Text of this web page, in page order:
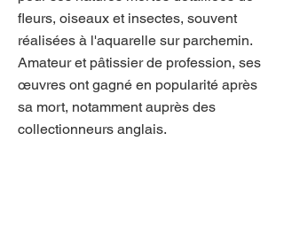
fleurs, oiseaux et insectes, souvent
réalisées à l'aquarelle sur parchemin.
Amateur et pâtissier de profession, ses
œuvres ont gagné en popularité après
sa mort, notamment auprès des
collectionneurs anglais.